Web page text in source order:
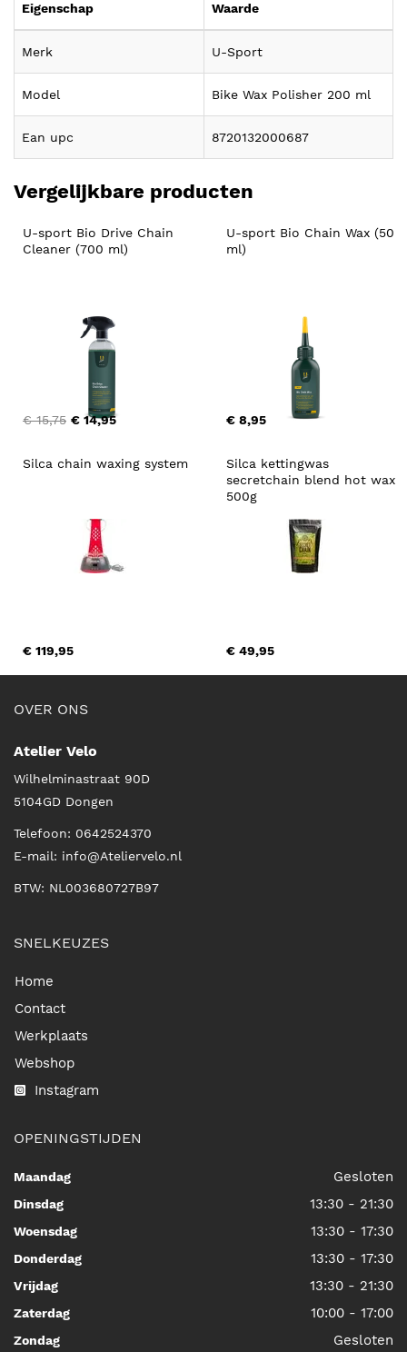
Eigenschap Waarde
Merk U-Sport
Model Bike Wax Polisher 200 ml
Ean upc 8720132000687
Vergelijkbare producten
U-sport Bio Drive Chain
Cleaner (700 ml)
€ 15,75 € 14,95
U-sport Bio Chain Wax (50
ml)
€ 8,95
Silca chain waxing system
€ 119,95
Silca kettingwas
secretchain blend hot wax
500g
€ 49,95
OVER ONS
Atelier Velo
Wilhelminastraat 90D
5104GD Dongen
Telefoon: 0642524370
E-mail: info@Ateliervelo.nl
BTW: NL003680727B97
SNELKEUZES
Home
Contact
Werkplaats
Webshop
Instagram
OPENINGSTIJDEN
Maandag Gesloten
Dinsdag 13:30 - 21:30
Woensdag 13:30 - 17:30
Donderdag 13:30 - 17:30
Vrijdag 13:30 - 21:30
Zaterdag 10:00 - 17:00
Zondag Gesloten